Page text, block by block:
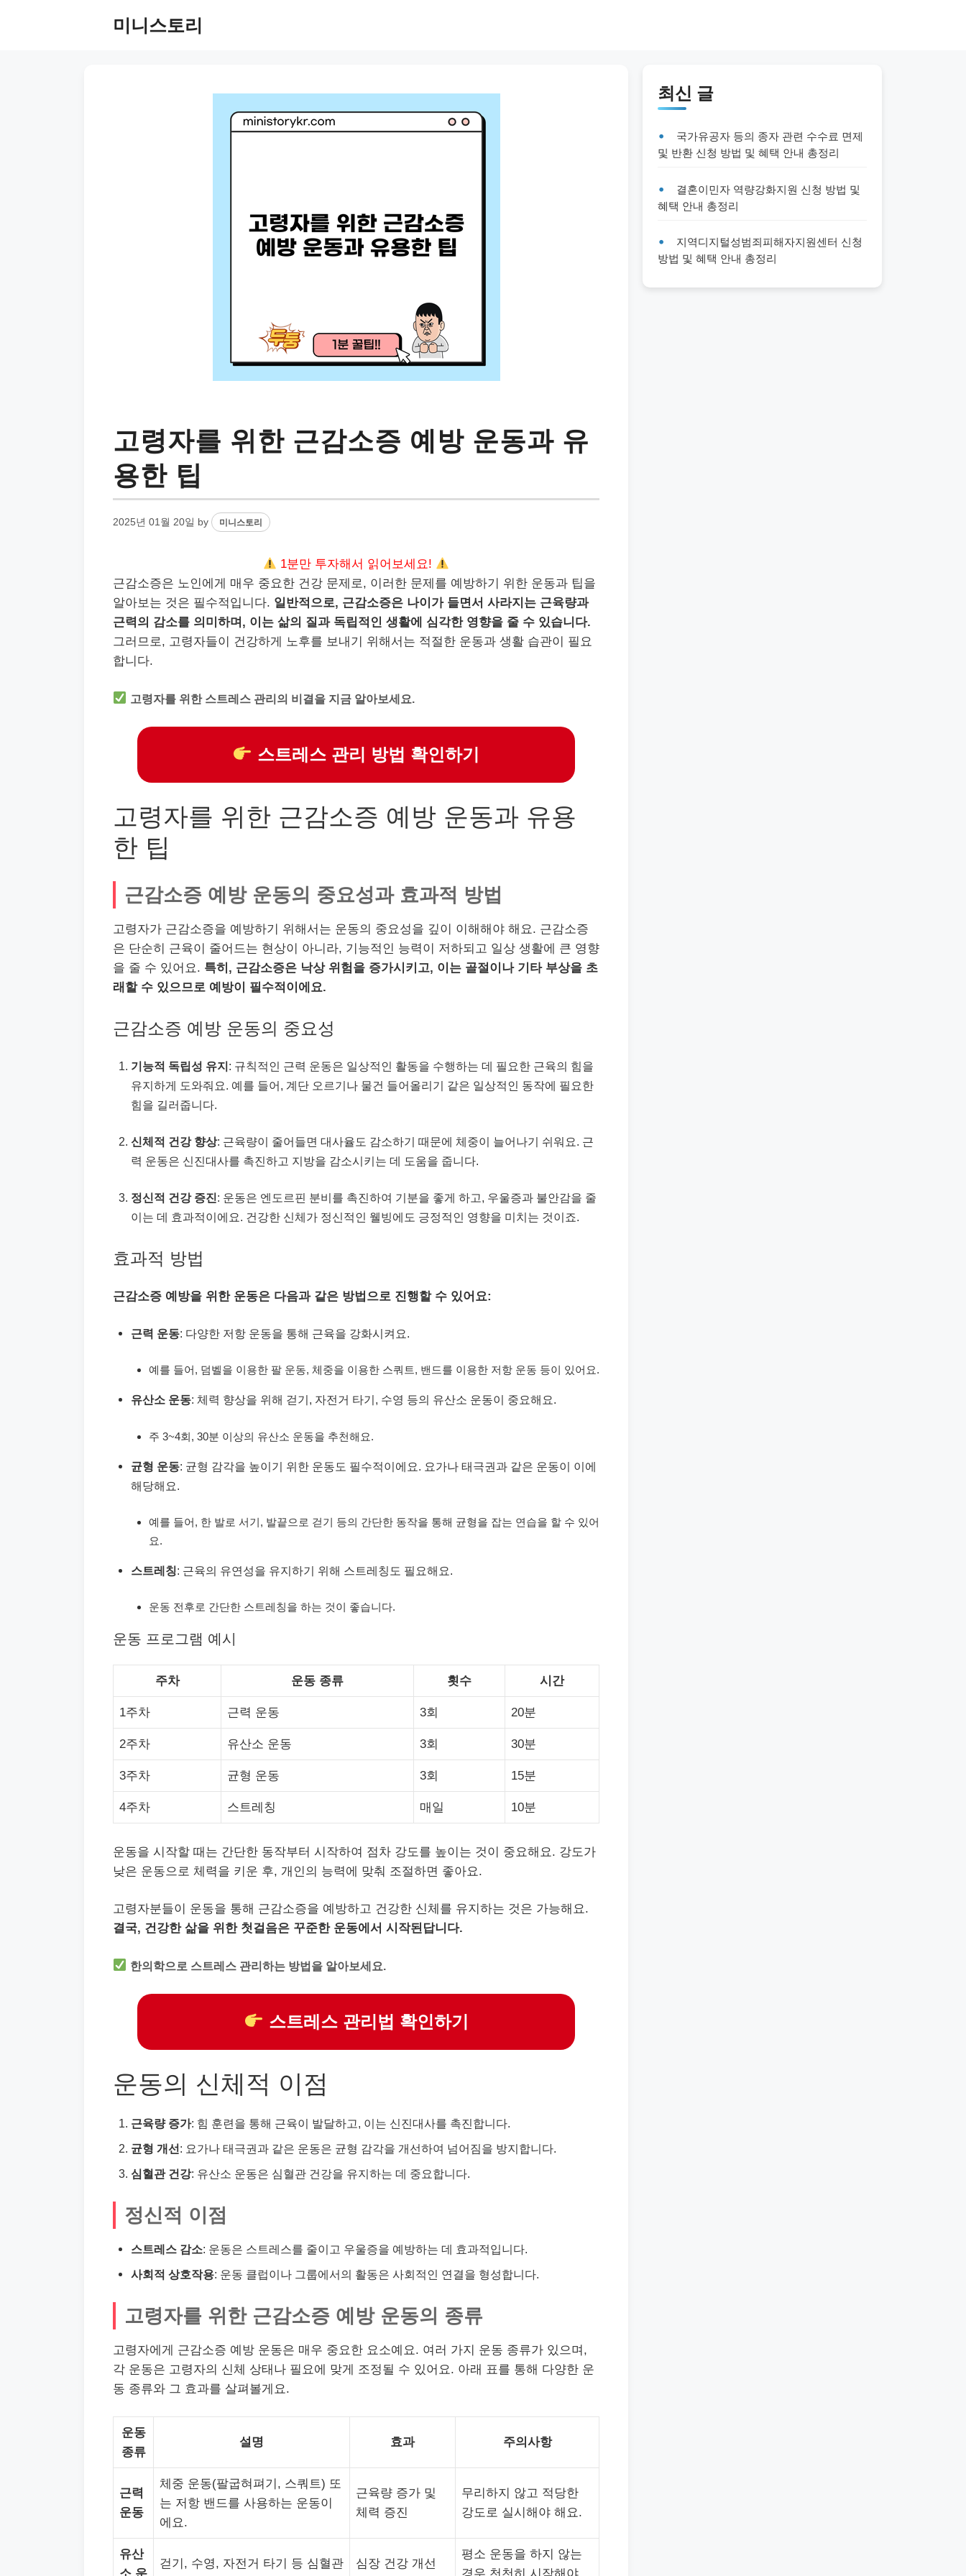
미니스토리
고령자를 위한 근감소증 예방 운동과 유
용한 팁
2025년 01월 20일 by 미니스토리
1분만 투자해서 읽어보세요!
근감소증은 노인에게 매우 중요한 건강 문제로, 이러한 문제를 예방하기 위한 운동과 팁을
알아보는 것은 필수적입니다. 일반적으로, 근감소증은 나이가 들면서 사라지는 근육량과
근력의 감소를 의미하며, 이는 삶의 질과 독립적인 생활에 심각한 영향을 줄 수 있습니다.
그러므로, 고령자들이 건강하게 노후를 보내기 위해서는 적절한 운동과 생활 습관이 필요
합니다.
고령자를 위한 스트레스 관리의 비결을 지금 알아보세요.
스트레스 관리 방법 확인하기
고령자를 위한 근감소증 예방 운동과 유용
한 팁
근감소증 예방 운동의 중요성과 효과적 방법
고령자가 근감소증을 예방하기 위해서는 운동의 중요성을 깊이 이해해야 해요. 근감소증
은 단순히 근육이 줄어드는 현상이 아니라, 기능적인 능력이 저하되고 일상 생활에 큰 영향
을 줄 수 있어요. 특히, 근감소증은 낙상 위험을 증가시키고, 이는 골절이나 기타 부상을 초
래할 수 있으므로 예방이 필수적이에요.
근감소증 예방 운동의 중요성
기능적 독립성 유지: 규칙적인 근력 운동은 일상적인 활동을 수행하는 데 필요한 근육의 힘을
유지하게 도와줘요. 예를 들어, 계단 오르기나 물건 들어올리기 같은 일상적인 동작에 필요한
힘을 길러줍니다.
신체적 건강 향상: 근육량이 줄어들면 대사율도 감소하기 때문에 체중이 늘어나기 쉬워요. 근
력 운동은 신진대사를 촉진하고 지방을 감소시키는 데 도움을 줍니다.
정신적 건강 증진: 운동은 엔도르핀 분비를 촉진하여 기분을 좋게 하고, 우울증과 불안감을 줄
이는 데 효과적이에요. 건강한 신체가 정신적인 웰빙에도 긍정적인 영향을 미치는 것이죠.
효과적 방법
근감소증 예방을 위한 운동은 다음과 같은 방법으로 진행할 수 있어요:
근력 운동: 다양한 저항 운동을 통해 근육을 강화시켜요.
예를 들어, 덤벨을 이용한 팔 운동, 체중을 이용한 스쿼트, 밴드를 이용한 저항 운동 등이 있어요.
유산소 운동: 체력 향상을 위해 걷기, 자전거 타기, 수영 등의 유산소 운동이 중요해요.
주 3~4회, 30분 이상의 유산소 운동을 추천해요.
균형 운동: 균형 감각을 높이기 위한 운동도 필수적이에요. 요가나 태극권과 같은 운동이 이에
해당해요.
예를 들어, 한 발로 서기, 발끝으로 걷기 등의 간단한 동작을 통해 균형을 잡는 연습을 할 수 있어
요.
스트레칭: 근육의 유연성을 유지하기 위해 스트레칭도 필요해요.
운동 전후로 간단한 스트레칭을 하는 것이 좋습니다.
운동 프로그램 예시
주차 운동 종류 횟수 시간
1주차 근력 운동 3회 20분
2주차 유산소 운동 3회 30분
3주차 균형 운동 3회 15분
4주차 스트레칭 매일 10분
운동을 시작할 때는 간단한 동작부터 시작하여 점차 강도를 높이는 것이 중요해요. 강도가
낮은 운동으로 체력을 키운 후, 개인의 능력에 맞춰 조절하면 좋아요.
고령자분들이 운동을 통해 근감소증을 예방하고 건강한 신체를 유지하는 것은 가능해요.
결국, 건강한 삶을 위한 첫걸음은 꾸준한 운동에서 시작된답니다.
한의학으로 스트레스 관리하는 방법을 알아보세요.
스트레스 관리법 확인하기
운동의 신체적 이점
근육량 증가: 힘 훈련을 통해 근육이 발달하고, 이는 신진대사를 촉진합니다.
균형 개선: 요가나 태극권과 같은 운동은 균형 감각을 개선하여 넘어짐을 방지합니다.
심혈관 건강: 유산소 운동은 심혈관 건강을 유지하는 데 중요합니다.
정신적 이점
스트레스 감소: 운동은 스트레스를 줄이고 우울증을 예방하는 데 효과적입니다.
사회적 상호작용: 운동 클럽이나 그룹에서의 활동은 사회적인 연결을 형성합니다.
고령자를 위한 근감소증 예방 운동의 종류
고령자에게 근감소증 예방 운동은 매우 중요한 요소예요. 여러 가지 운동 종류가 있으며,
각 운동은 고령자의 신체 상태나 필요에 맞게 조정될 수 있어요. 아래 표를 통해 다양한 운
동 종류와 그 효과를 살펴볼게요.
운동
종류
설명 효과 주의사항
근력
운동
체중 운동(팔굽혀펴기, 스쿼트) 또
는 저항 밴드를 사용하는 운동이
에요.
근육량 증가 및
체력 증진
무리하지 않고 적당한
강도로 실시해야 해요.
유산
걷기, 수영, 자전거 타기 등 심혈관 심장 건강 개선
평소 운동을 하지 않는
최신 글
국가유공자 등의 종자 관련 수수료 면제
및 반환 신청 방법 및 혜택 안내 총정리
결혼이민자 역량강화지원 신청 방법 및
혜택 안내 총정리
지역디지털성범죄피해자지원센터 신청
방법 및 혜택 안내 총정리